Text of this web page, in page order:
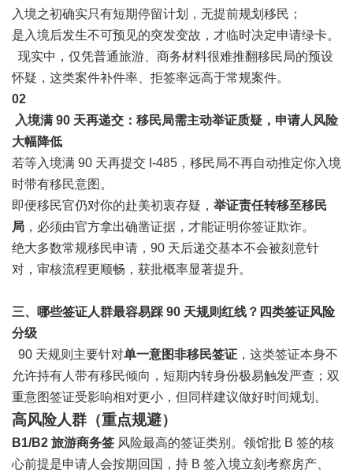
入境之初确实只有短期停留计划，无提前规划移民；
是入境后发生不可预见的突发变故，才临时决定申请绿卡。
现实中，仅凭普通旅游、商务材料很难推翻移民局的预设
怀疑，这类案件补件率、拒签率远高于常规案件。
02
入境满 90 天再递交：移民局需主动举证质疑，申请人风险
大幅降低
若等入境满 90 天再提交 I-485，移民局不再自动推定你入境
时带有移民意图。
即便移民官仍对你的赴美初衷存疑， 举证责任转移至移民
局 ，必须由官方拿出确凿证据，才能证明你签证欺诈。
绝大多数常规移民申请，90 天后递交基本不会被刻意针
对，审核流程更顺畅，获批概率显著提升。
三、哪些签证人群最容易踩 90 天规则红线？ 四类签证风险
分级
90 天规则主要针对单一意图非移民签证 ，这类签证本身不
允许持有人带有移民倾向，短期内转身份极易触发严查；双
重意图签证受影响相对更小，但同样建议做好时间规划。
高风险人群（重点规避）
B1/B2 旅游商务签 风险最高的签证类别。领馆批 B 签的核
心前提是申请人会按期回国，持 B 签入境立刻考察房产、